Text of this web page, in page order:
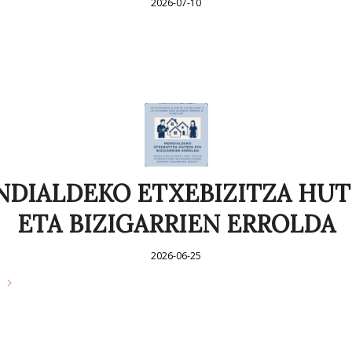
2026-07-10
ETXEBIZITZA
ETA BIZIGARRIEN ERROLDA
2026-06-25